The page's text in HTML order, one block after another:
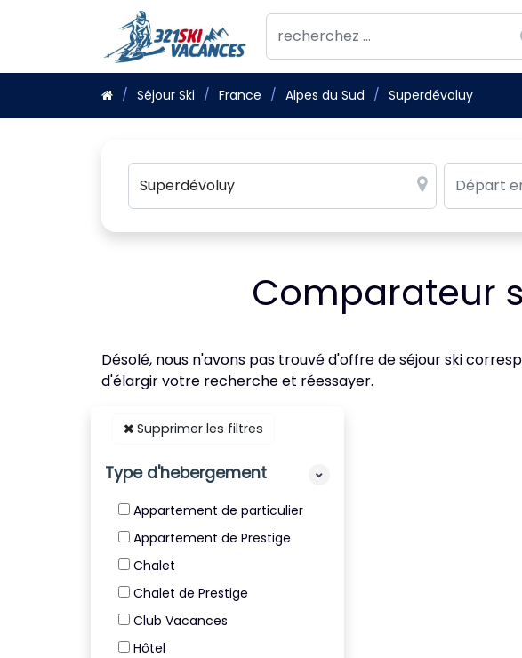
Séjour Ski France Alpes du Sud Superdévoluy
Comparateur
Désolé, nous n'avons pas trouvé d'offre de séjour ski
d'élargir votre recherche et réessayer.
Supprimer les filtres
Type d'hebergement
Appartement de particulier
Appartement de Prestige
Chalet
Chalet de Prestige
Club Vacances
Hôtel